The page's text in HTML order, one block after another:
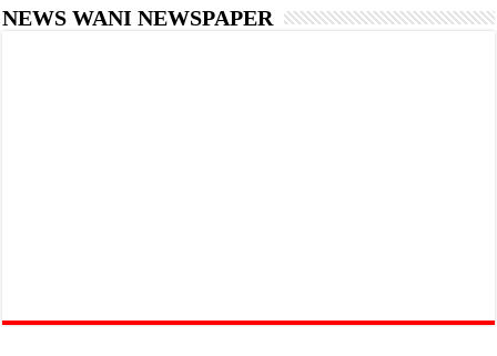
NEWS WANI NEWSPAPER